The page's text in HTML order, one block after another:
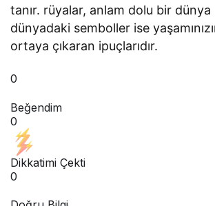
tanır. rüyalar, anlam dolu bir dünya
dünyadaki semboller ise
ortaya çıkaran ipuçlarıdır.
0
Beğendim
0
Dikkatimi Çekti
0